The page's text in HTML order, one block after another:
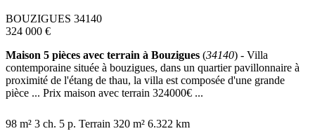
BOUZIGUES 34140
324 000 €
Maison 5 pièces avec terrain à Bouzigues (34140) - Villa
contemporaine située à bouzigues, dans un quartier pavillonnaire à
proximité de l'étang de thau, la villa est composée d'une grande
pièce ... Prix maison avec terrain 324000€ ...
98 m² 3 ch. 5 p. Terrain 320 m² 6.322 km